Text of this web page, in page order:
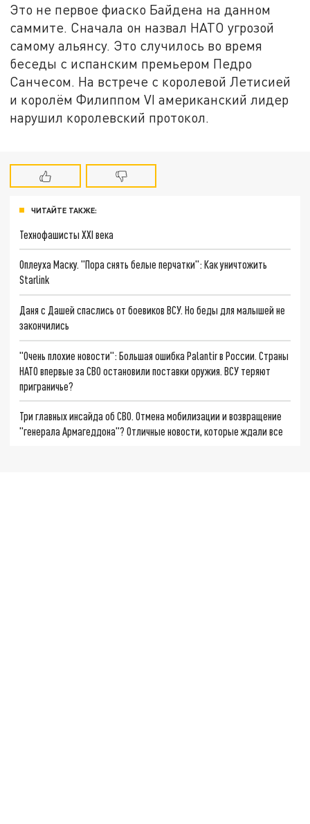
Это не первое фиаско Байдена на данном
саммите. Сначала он назвал НАТО угрозой
самому альянсу. Это случилось во время
беседы с испанским премьером Педро
Санчесом. На встрече с королевой Летисией
и королём Филиппом VI американский лидер
нарушил королевский протокол.
ЧИТАЙТЕ ТАКЖЕ:
Технофашисты XXI века
Оплеуха Маску. "Пора снять белые перчатки": Как уничтожить
Starlink
Даня с Дашей спаслись от боевиков ВСУ. Но беды для малышей не
закончились
"Очень плохие новости": Большая ошибка Palantir в России. Страны
НАТО впервые за СВО остановили поставки оружия. ВСУ теряют
приграничье?
Три главных инсайда об СВО. Отмена мобилизации и возвращение
"генерала Армагеддона"? Отличные новости, которые ждали все